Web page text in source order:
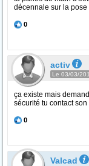
décennale sur la
0
activ
Le 03/03/
ça existe mais
sécurité tu contact
0
Valcad